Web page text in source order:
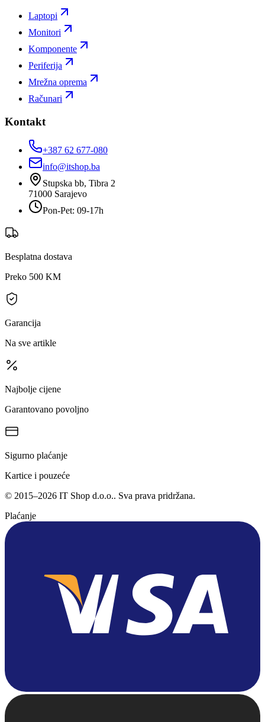
Laptopi
Monitori
Komponente
Periferija
Mrežna oprema
Računari
Kontakt
+387 62 677-080
info@itshop.ba
Stupska bb, Tibra 2
71000 Sarajevo
Pon-Pet: 09-17h
Besplatna dostava
Preko 500 KM
Garancija
Na sve artikle
Najbolje cijene
Garantovano povoljno
Sigurno plaćanje
Kartice i pouzeće
© 2015–2026 IT Shop d.o.o.. Sva prava pridržana.
Plaćanje